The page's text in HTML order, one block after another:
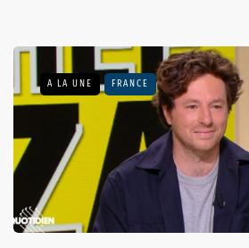
A LA UNE FRANCE